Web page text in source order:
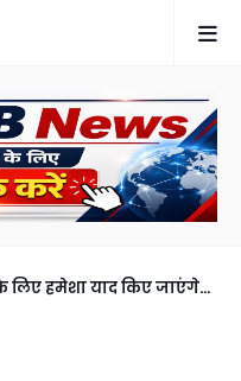
लिए हमेशा याद किए जाएंगे